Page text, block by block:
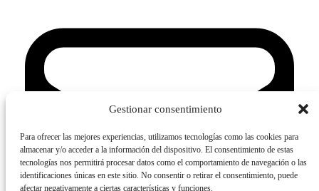
Gestionar consentimiento
Para ofrecer las mejores experiencias, utilizamos tecnologías como las cookies para
almacenar y/o acceder a la información del dispositivo. El consentimiento de estas
tecnologías nos permitirá procesar datos como el comportamiento de navegación o las
identificaciones únicas en este sitio. No consentir o retirar el consentimiento, puede
afectar negativamente a ciertas características y funciones.